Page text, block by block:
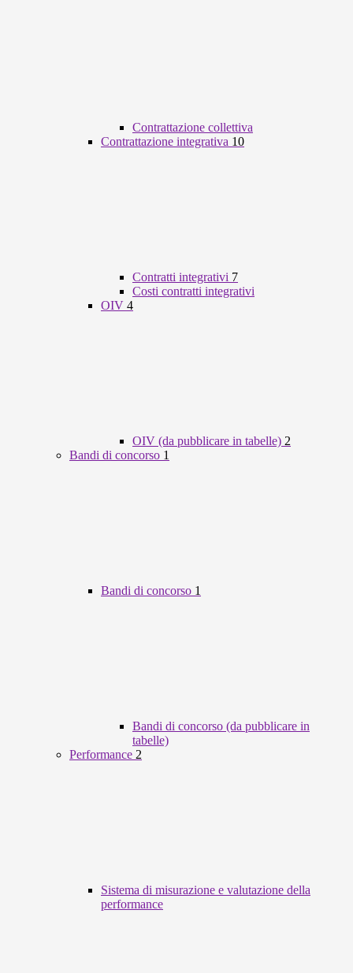
Contrattazione collettiva
Contrattazione integrativa 10
Contratti integrativi 7
Costi contratti integrativi
OIV 4
OIV (da pubblicare in tabelle) 2
Bandi di concorso 1
Bandi di concorso 1
Bandi di concorso (da pubblicare in
tabelle)
Performance 2
Sistema di misurazione e valutazione della
performance